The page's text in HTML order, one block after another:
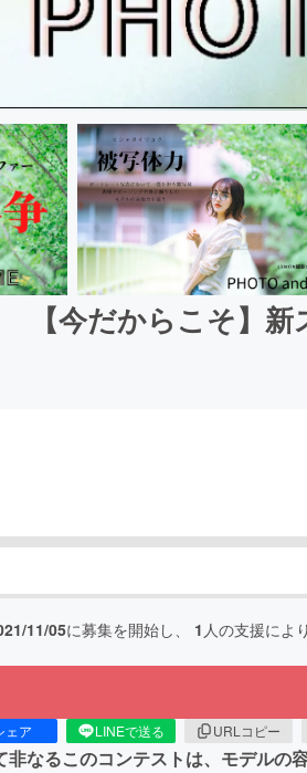
【今だからこそ】
11/05に募集を開始し、 1 人の支援により
ェア LINEで送る URLコピー
非なるこのコンテストは、モデルの